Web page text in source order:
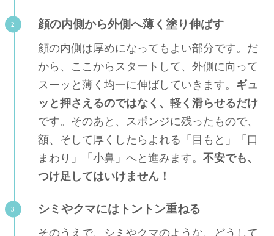
顔の内側から外側へ薄く塗り伸ばす
顔の内側は厚めになってもよい部分です。だ
から、ここからスタートして、外側に向って
スーッと薄く均一に伸ばしていきます。 ギュ
ッと押さえるのではなく、軽く滑らせるだけ
です。そのあと、スポンジに残ったもので、
額、そして厚くしたらよれる「目もと」「口
まわり」「小鼻」へと進みます。 不安でも、
つけ足してはいけません！
シミやクマにはトントン重ねる
そのうえで、シミやクマのような、どうして